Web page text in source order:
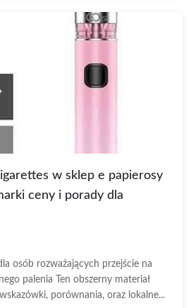
w sklep e papierosy
ceny i porady dla
osób rozważających przejście na
palenia Ten obszerny materiał
porównania, oraz lokalne...